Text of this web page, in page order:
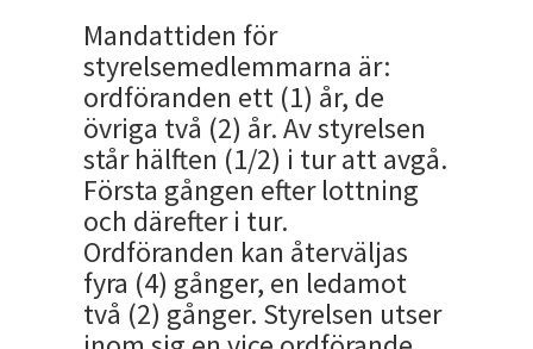
Mandattiden för
styrelsemedlemmarna är:
ordföranden ett (1) år, de
övriga två (2) år. Av styrelsen
står hälften (1/2) i tur att avgå.
Första gången efter lottning
och därefter i tur.
Ordföranden kan återväljas
fyra (4) gånger, en ledamot
två (2) gånger. Styrelsen utser